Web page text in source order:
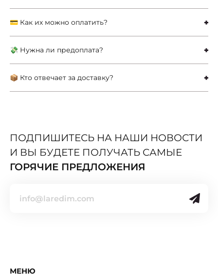
💳 Как их можно оплатить?
💸 Нужна ли предоплата?
📦 Кто отвечает за доставку?
ПОДПИШИТЕСЬ НА НАШИ НОВОСТИ
И ВЫ БУДЕТЕ ПОЛУЧАТЬ САМЫЕ
ГОРЯЧИЕ ПРЕДЛОЖЕНИЯ
МЕНЮ